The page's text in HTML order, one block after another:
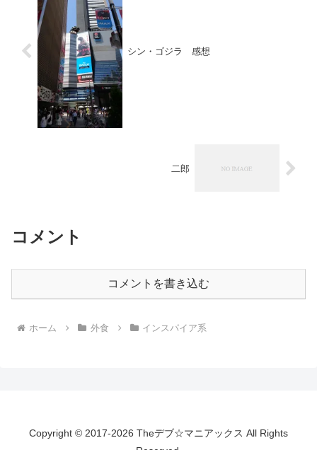
シン・ゴジラ 感想
二郎
コメント
コメントを書き込む
ホーム 外食 インスパイア系
Copyright © 2017-2026 Theデブ☆マニアックス All Rights